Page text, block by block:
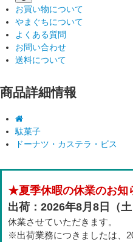
お買い物について
やまぐちについて
よくある質問
お問い合わせ
送料について
商品詳細情報
駄菓子
ドーナツ・カステラ・ビス
★夏季休暇の休業のお
出荷：2026年8月8日（
休業させていただきます。
※出荷業務につきましたは、